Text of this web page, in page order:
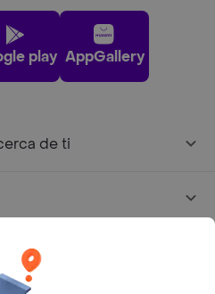
play AppGallery
de ti